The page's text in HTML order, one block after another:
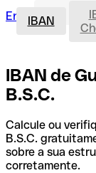
Entrar Abrir uma
IBAN
IBAN de
B.S.C.
Calcule ou
B.S.C.
sobre a sua
corretamente.